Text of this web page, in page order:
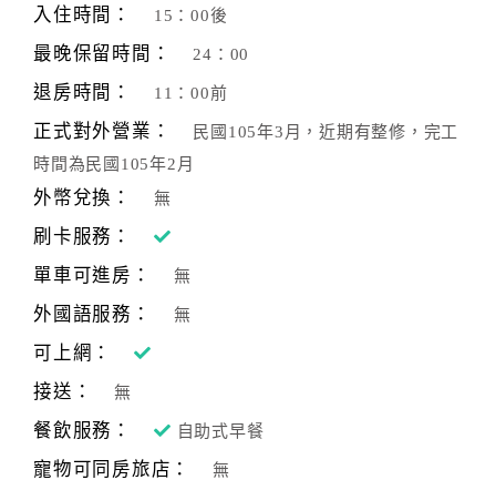
伴
劃
商
品
宣
入住時間： 15：00後
最晚保留時間： 24：00
退房時間： 11：00前
正式對外營業：
民國105年3月，近期有整修，完工
時間為民國105年2月
外幣兌換： 無
刷卡服務：
單車可進房：
無
外國語服務： 無
可上網：
接送：
無
餐飲服務： 自助式早餐
寵物可同房旅店： 無